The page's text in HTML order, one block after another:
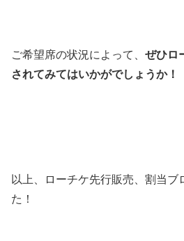
ご希望席の状況によって、 ぜひロ
されてみてはいかがでしょうか！
以上、ローチケ先行販売、割当ブ
た！